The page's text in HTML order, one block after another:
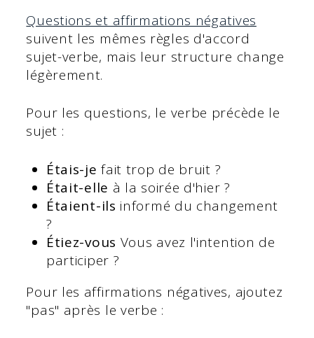
Questions et affirmations négatives
suivent les mêmes règles d'accord
sujet-verbe, mais leur structure change
légèrement.
Pour les questions, le verbe précède le
sujet :
Étais-je fait trop de bruit ?
Était-elle à la soirée d'hier ?
Étaient-ils informé du changement
?
Étiez-vous Vous avez l'intention de
participer ?
Pour les affirmations négatives, ajoutez
"pas" après le verbe :